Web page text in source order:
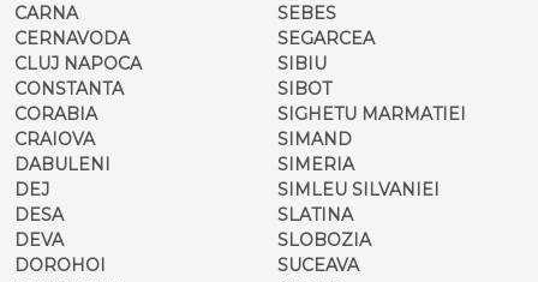
CARNA
CERNAVODA
CLUJ NAPOCA
CONSTANTA
CORABIA
CRAIOVA
DABULENI
DEJ
DESA
DEVA
DOROHOI
SEBES
SEGARCEA
SIBIU
SIBOT
SIGHETU MARMATIEI
SIMAND
SIMERIA
SIMLEU SILVANIEI
SLATINA
SLOBOZIA
SUCEAVA